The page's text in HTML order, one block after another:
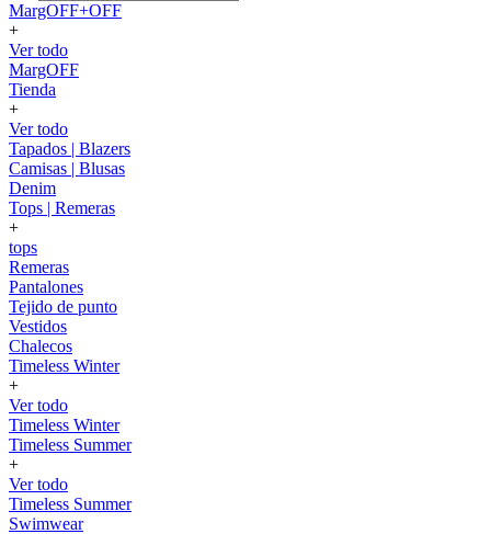
MargOFF+OFF
+
Ver todo
MargOFF
Tienda
+
Ver todo
Tapados | Blazers
Camisas | Blusas
Denim
Tops | Remeras
+
tops
Remeras
Pantalones
Tejido de punto
Vestidos
Chalecos
Timeless Winter
+
Ver todo
Timeless Winter
Timeless Summer
+
Ver todo
Timeless Summer
Swimwear